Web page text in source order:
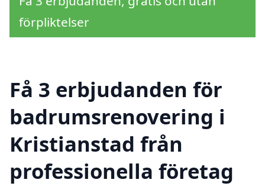
förpliktelser
Få 3 erbjudanden för
badrumsrenovering i
Kristianstad från
professionella företag